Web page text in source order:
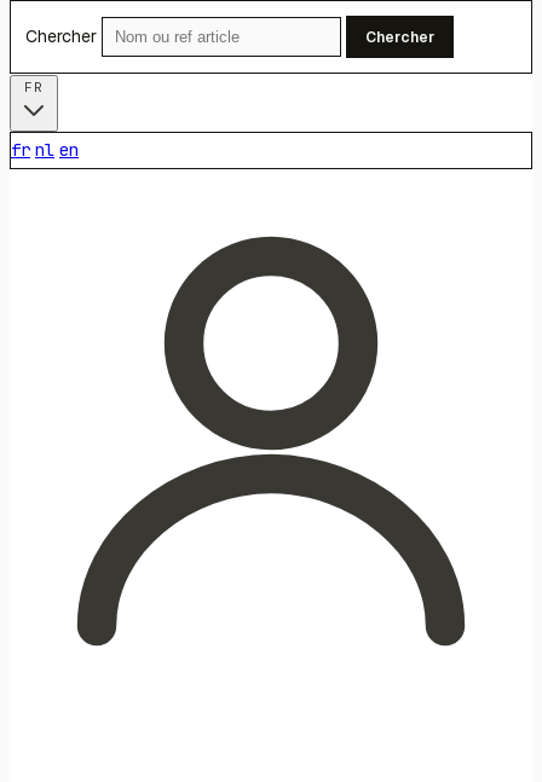
Chercher Chercher
fr nl en